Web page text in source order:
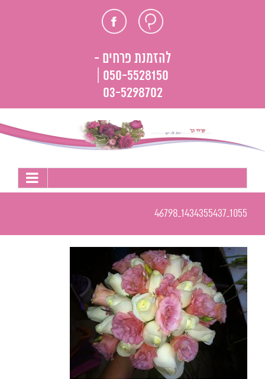
חוות פייסבוק
להזמנת פרחים -
050-5528150 |
03-5298702
1055_1434355437_46798